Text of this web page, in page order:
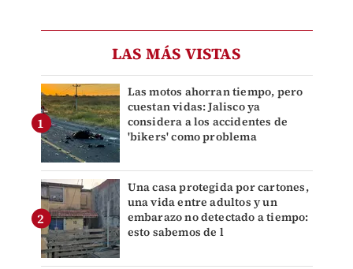
LAS MÁS VISTAS
Las motos ahorran tiempo, pero
cuestan vidas: Jalisco ya
considera a los accidentes de
'bikers' como problema
Una casa protegida por cartones,
una vida entre adultos y un
embarazo no detectado a tiempo:
esto sabemos de l